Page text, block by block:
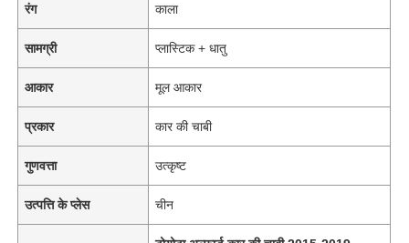
रंग काला
सामग्री प्लास्टिक + धातु
आकार मूल आकार
प्रकार कार की चाबी
गुणवत्ता उत्कृष्ट
उत्पत्ति के प्लेस चीन